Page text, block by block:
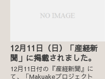
ラエティにとんだスイーツをご
12月11日（日）「産経新
聞」に掲載されました。
12月11日付の『産経新聞』に
て、「Makuakeプロジェクト